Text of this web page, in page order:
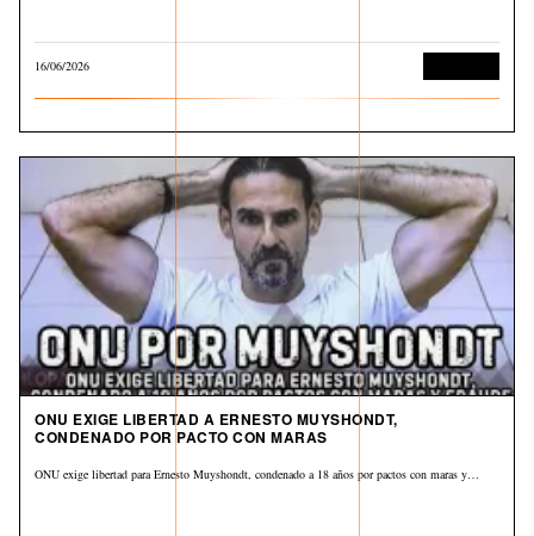
16/06/2026
ONU EXIGE LIBERTAD A ERNESTO MUYSHONDT,
CONDENADO POR PACTO CON MARAS
ONU exige libertad para Ernesto Muyshondt, condenado a 18 años por pactos con maras y…